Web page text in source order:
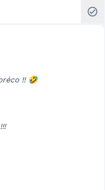
check_circle
!! 🤣